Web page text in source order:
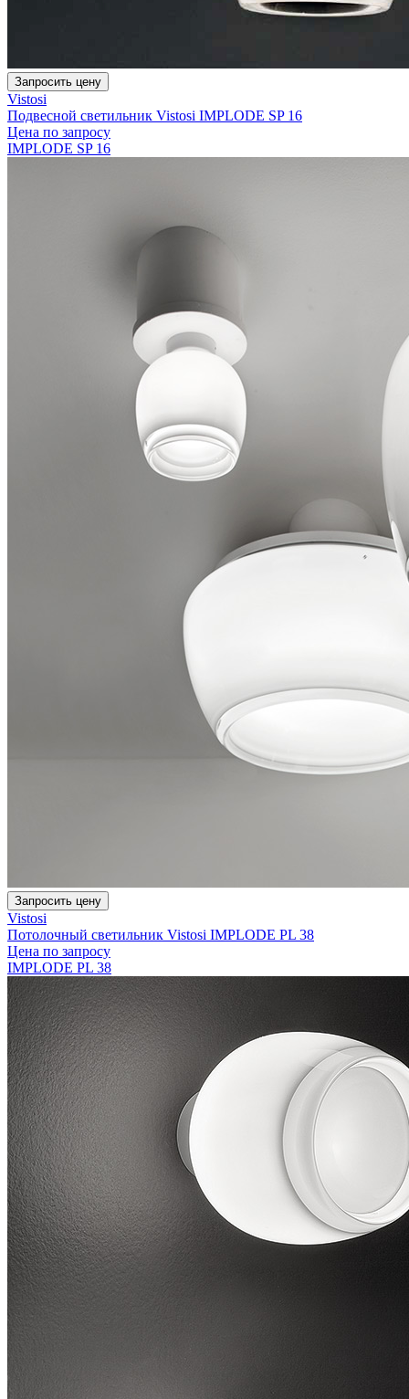
Запросить цену
Vistosi
Подвесной светильник Vistosi IMPLODE SP 16
Цена по запросу
IMPLODE SP 16
Запросить цену
Vistosi
Потолочный светильник Vistosi IMPLODE PL 38
Цена по запросу
IMPLODE PL 38